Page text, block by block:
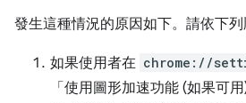
發生這種情況的原因如下。請依下列
如果使用者在 chrome://
「使用圖形加速功能 (如果可